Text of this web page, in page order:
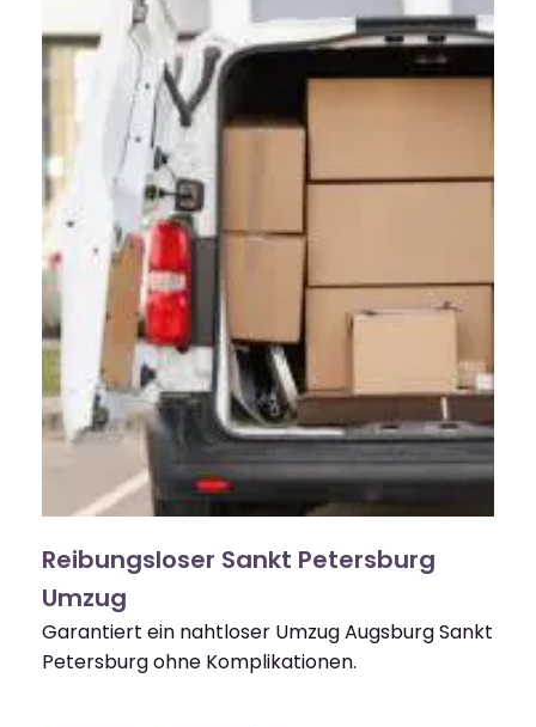
Reibungsloser Sankt Petersburg
Umzug
Garantiert ein nahtloser Umzug Augsburg Sankt
Petersburg ohne Komplikationen.